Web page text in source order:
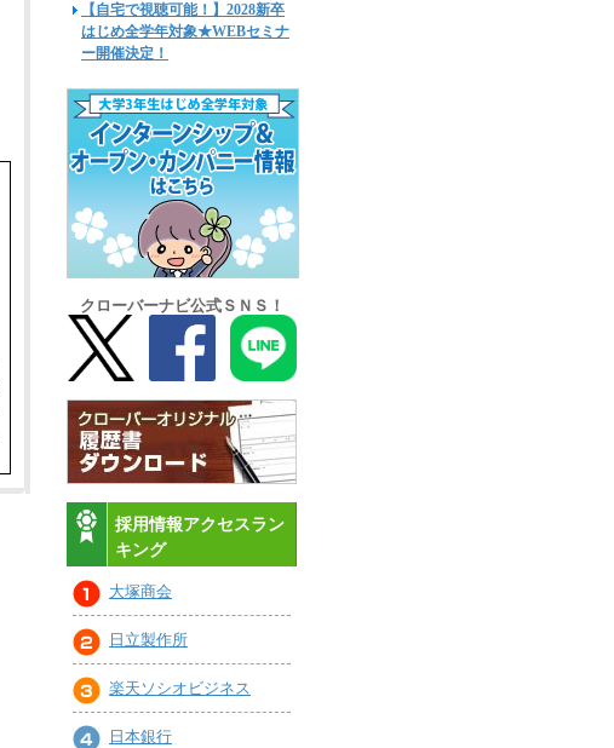
【自宅で視聴可能！】2028新卒
はじめ全学年対象★WEBセミナ
ー開催決定！
クローバーナビ公式ＳＮＳ！
採用情報アクセスラン
キング
大塚商会
日立製作所
楽天ソシオビジネス
日本銀行